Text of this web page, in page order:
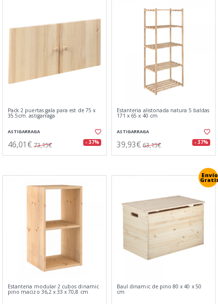
Pack 2 puertas gala para est de 75 x
35.5cm. astigarraga
ASTIGARRAGA
46,01€ 73,15€ - 37%
Estanteria alistonada natura 5 baldas
171 x 65 x 40 cm
ASTIGARRAGA
39,93€ 63,15€ - 37%
Estanteria modular 2 cubos dinamic
pino macizo 36,2 x 33 x 70,8 cm
Envío
Baul dinamic de pino 80 x 40 x 50
cm